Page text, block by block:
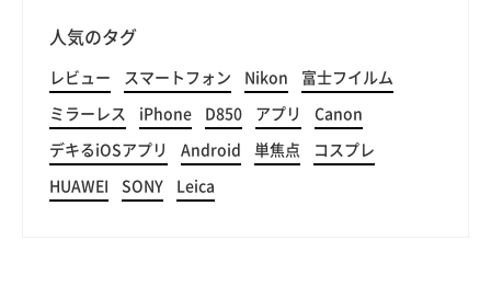
人気のタグ
レビュー スマートフォン Nikon 富士フイルム
ミラーレス iPhone D850 アプリ Canon
デキるiOSアプリ Android 単焦点 コスプレ
HUAWEI SONY Leica